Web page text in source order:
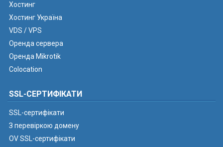
Хостинг
Хостинг Україна
VDS / VPS
Оренда сервера
Оренда Mikrotik
Colocation
SSL-СЕРТИФІКАТИ
SSL-сертифікати
З перевіркою домену
OV SSL-сертифікати